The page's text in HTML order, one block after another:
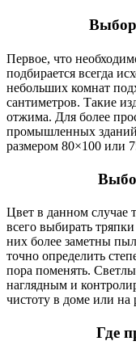
Выбор
Первое, что
подбирается всегда
небольших комнат
сантиметров. Такие
отжима. Для более
промышленных зданий
размером 80×100 или
Цвет в данном случае
всего выбирать
них более заметны
точно определить
пора поменять.
наглядным и
чистоту в доме или на
Где